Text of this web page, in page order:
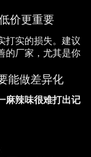
价更重要
打实的损失。建议
的厂家，尤其是你
能做差异化
麻辣味很难打出记